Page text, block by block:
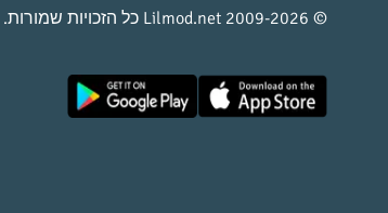
© 2009-2026
Lilmod.net כל הזכויות שמורות.